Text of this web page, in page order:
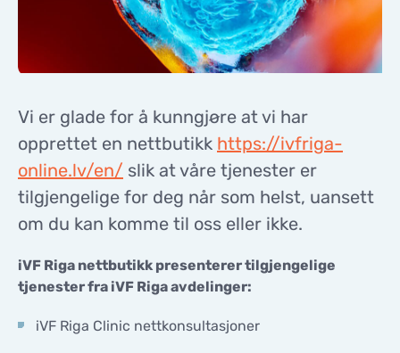
Vi er glade for å kunngjøre at vi har
opprettet en nettbutikk https://ivfriga-
online.lv/en/ slik at våre tjenester er
tilgjengelige for deg når som helst, uansett
om du kan komme til oss eller ikke.
iVF Riga nettbutikk presenterer tilgjengelige
tjenester fra iVF Riga avdelinger:
iVF Riga Clinic nettkonsultasjoner